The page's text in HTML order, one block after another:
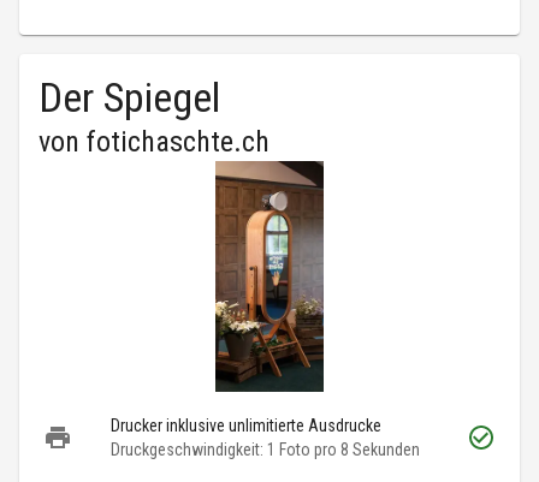
Der Spiegel
von fotichaschte.ch
Drucker inklusive unlimitierte Ausdrucke
Druckgeschwindigkeit: 1 Foto pro 8 Sekunden